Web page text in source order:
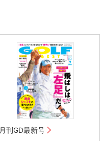
月刊GD最新号